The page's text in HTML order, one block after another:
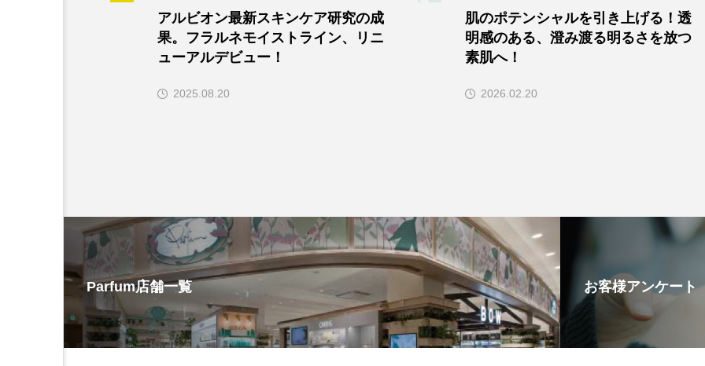
アルビオン最新スキンケア研究の成
果。フラルネモイストライン、リニ
ューアルデビュー！
2025.08.20
肌のポテンシャルを引き上げる！透
明感のある、澄み渡る明るさを放つ
素肌へ！
2026.02.20
Parfum店舗一覧 お客様アンケート